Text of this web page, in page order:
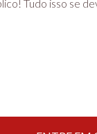
Tudo isso se